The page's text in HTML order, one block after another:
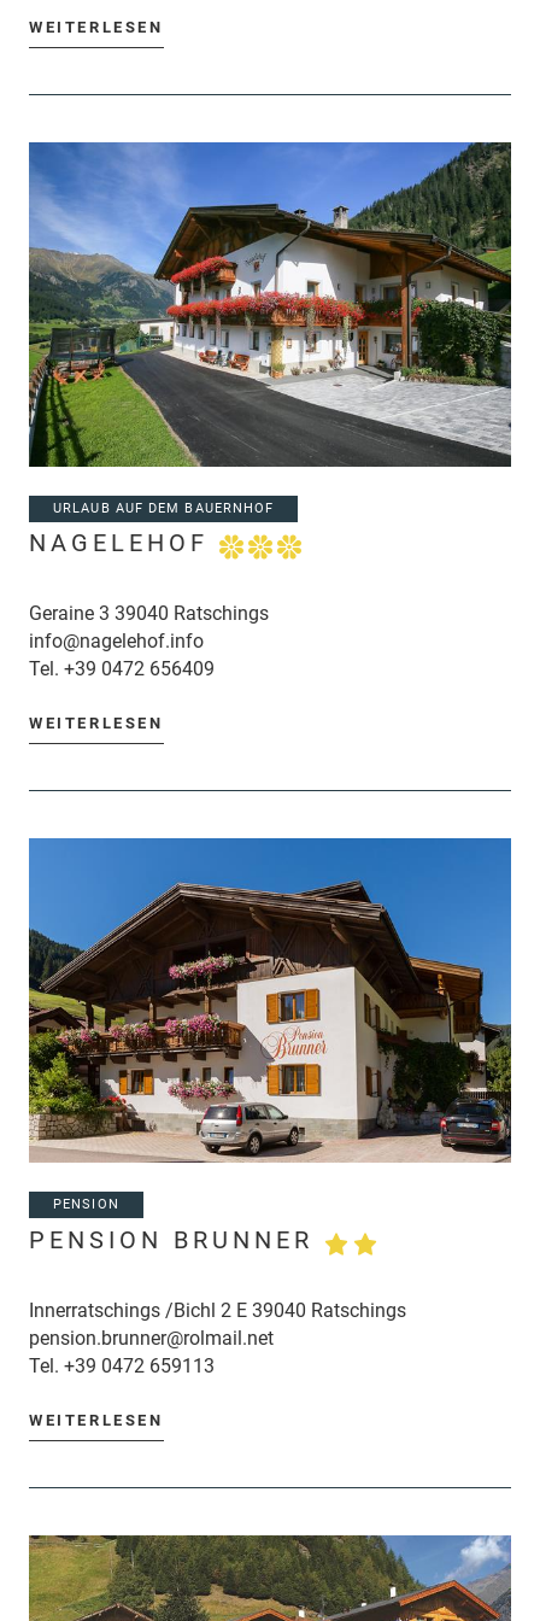
WEITERLESEN
URLAUB AUF DEM BAUERNHOF
NAGELEHOF
Geraine 3 39040 Ratschings
info@nagelehof.info
Tel. +39 0472 656409
WEITERLESEN
PENSION
PENSION BRUNNER
Innerratschings /Bichl 2 E 39040 Ratschings
pension.brunner@rolmail.net
Tel. +39 0472 659113
WEITERLESEN